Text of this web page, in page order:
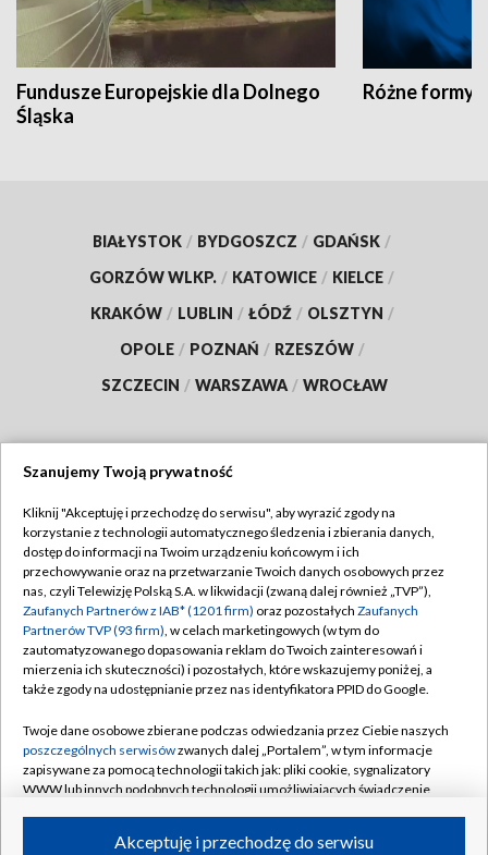
Fundusze Europejskie dla Dolnego
Śląska
Różne formy
BIAŁYSTOK / BYDGOSZCZ / GDAŃSK /
GORZÓW WLKP. / KATOWICE / KIELCE /
KRAKÓW / LUBLIN / ŁÓDŹ / OLSZTYN /
OPOLE / POZNAŃ / RZESZÓW /
SZCZECIN / WARSZAWA / WROCŁAW
TVP
Abonament TVP
Emisja w TVP
Centrum informacji TVP
Naziemna Telewizja Cyfrowa
Rada Programowa
System NOS
Informacje o nadawcy
Regulamin TVP
Polityka prywatności
Moje zgody
Pomoc
Kontakt
Kanały
Szanujemy Twoją prywatność
Kliknij "Akceptuję i przechodzę do serwisu", aby wyrazić zgody na
korzystanie z technologii automatycznego śledzenia i zbierania danych,
dostęp do informacji na Twoim urządzeniu końcowym i ich
przechowywanie oraz na przetwarzanie Twoich danych osobowych przez
nas, czyli Telewizję Polską S.A. w likwidacji (zwaną dalej również „TVP”),
Zaufanych Partnerów z IAB* (1201 firm) oraz pozostałych Zaufanych
Partnerów TVP (93 firm), w celach marketingowych (w tym do
zautomatyzowanego dopasowania reklam do Twoich zainteresowań i
mierzenia ich skuteczności) i pozostałych, które wskazujemy poniżej, a
także zgody na udostępnianie przez nas identyfikatora PPID do Google.
Twoje dane osobowe zbierane podczas odwiedzania przez Ciebie naszych
poszczególnych serwisówzwanych dalej „Portalem”, w tym informacje
zapisywane za pomocą technologii takich jak: pliki cookie, sygnalizatory
WWW lub innych podobnych technologii umożliwiających świadczenie
ruchu w Internecie.Akceptuję i przechodzę do serwisu